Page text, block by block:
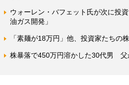
ウォーレン・バフェット氏が次に投
油ガス開発」
「素麺が18万円」他、投資家たちの
株暴落で450万円溶かした30代男 父